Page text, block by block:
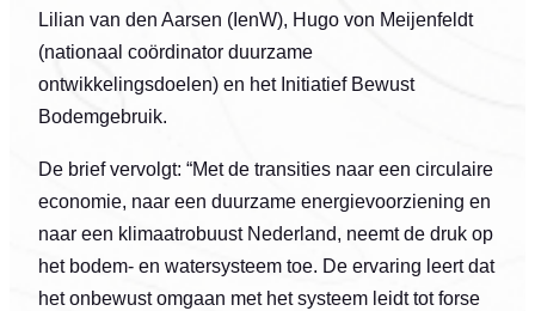
Lilian van den Aarsen (IenW), Hugo von Meijenfeldt
(nationaal coördinator duurzame
ontwikkelingsdoelen) en het Initiatief Bewust
Bodemgebruik.
De brief vervolgt: “Met de transities naar een circulaire
economie, naar een duurzame energievoorziening en
naar een klimaatrobuust Nederland, neemt de druk op
het bodem- en watersysteem toe. De ervaring leert dat
het onbewust omgaan met het systeem leidt tot forse